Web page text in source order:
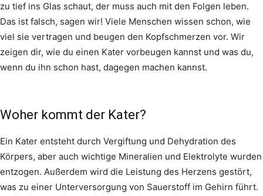
zu tief ins Glas schaut, der muss auch mit den Folgen leben.
Das ist falsch, sagen wir! Viele Menschen wissen schon, wie
viel sie vertragen und beugen den Kopfschmerzen vor. Wir
zeigen dir, wie du einen Kater vorbeugen kannst und was du,
wenn du ihn schon hast, dagegen machen kannst.
Woher kommt der Kater?
Ein Kater entsteht durch Vergiftung und Dehydration des
Körpers, aber auch wichtige Mineralien und Elektrolyte wurden
entzogen. Außerdem wird die Leistung des Herzens gestört,
was zu einer Unterversorgung von Sauerstoff im Gehirn führt.